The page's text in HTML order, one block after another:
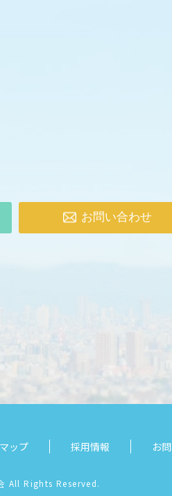
お問い合わせ
ップ 採用情報 お
All Rights Reserved.